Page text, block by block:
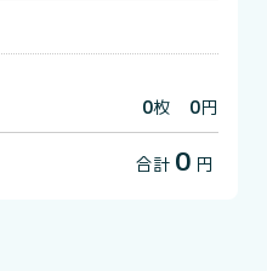
0枚 0円
合計 0 円